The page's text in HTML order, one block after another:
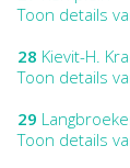
Toon details
28 Kievit-H.
Toon details
29
Toon details